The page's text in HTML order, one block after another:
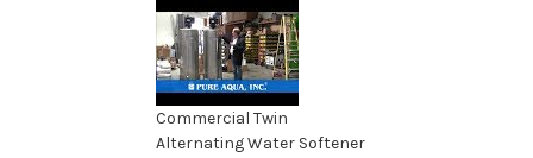
Commercial Twin
Alternating Water Softener